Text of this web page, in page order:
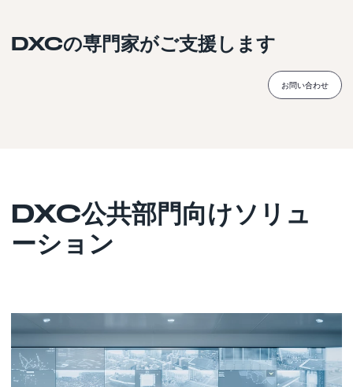
DXCの専門家がご支援します
お問い合わせ
DXC公共部門向けソリュ
ーション